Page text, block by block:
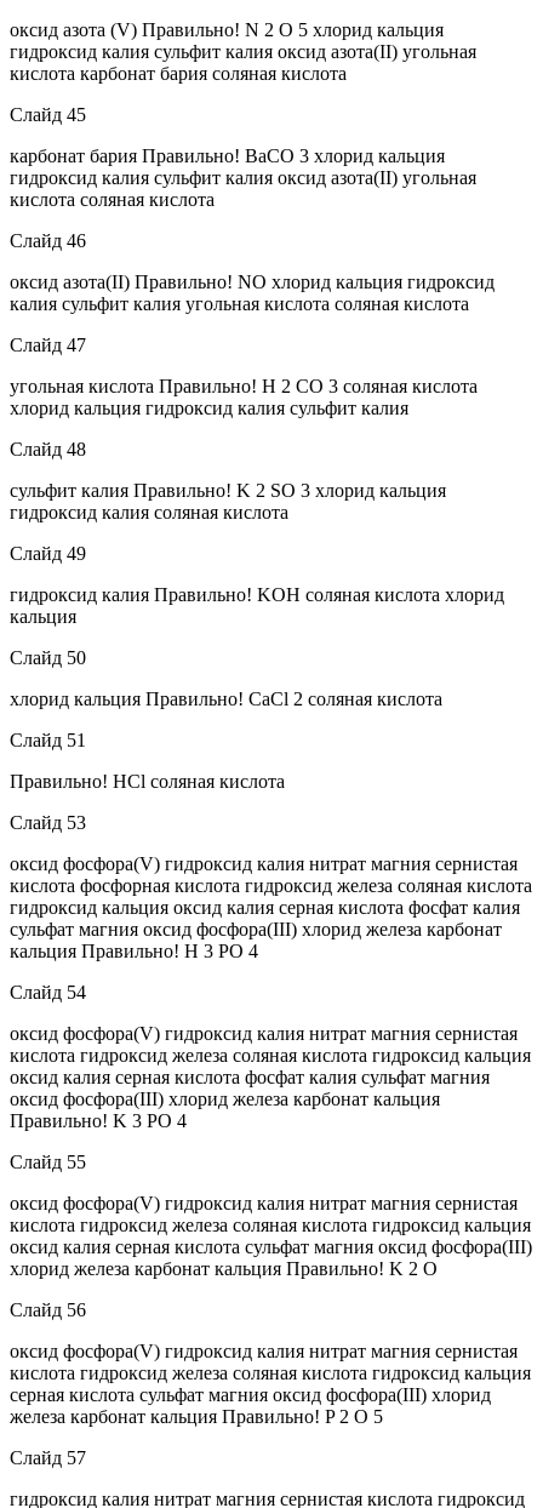
оксид азота (V) Правильно! N 2 O 5 хлорид кальция
гидроксид калия сульфит калия оксид азота(II) угольная
кислота карбонат бария соляная кислота
Слайд 45
карбонат бария Правильно! BaCO 3 хлорид кальция
гидроксид калия сульфит калия оксид азота(II) угольная
кислота соляная кислота
Слайд 46
оксид азота(II) Правильно! NO хлорид кальция гидроксид
калия сульфит калия угольная кислота соляная кислота
Слайд 47
угольная кислота Правильно! H 2 CO 3 соляная кислота
хлорид кальция гидроксид калия сульфит калия
Слайд 48
сульфит калия Правильно! K 2 SO 3 хлорид кальция
гидроксид калия соляная кислота
Слайд 49
гидроксид калия Правильно! KOH соляная кислота хлорид
кальция
Слайд 50
хлорид кальция Правильно! CaCl 2 соляная кислота
Слайд 51
Правильно! HCl соляная кислота
Слайд 53
оксид фосфора(V) гидроксид калия нитрат магния сернистая
кислота фосфорная кислота гидроксид железа соляная кислота
гидроксид кальция оксид калия серная кислота фосфат калия
сульфат магния оксид фосфора(III) хлорид железа карбонат
кальция Правильно! H 3 PO 4
Слайд 54
оксид фосфора(V) гидроксид калия нитрат магния сернистая
кислота гидроксид железа соляная кислота гидроксид кальция
оксид калия серная кислота фосфат калия сульфат магния
оксид фосфора(III) хлорид железа карбонат кальция
Правильно! K 3 PO 4
Слайд 55
оксид фосфора(V) гидроксид калия нитрат магния сернистая
кислота гидроксид железа соляная кислота гидроксид кальция
оксид калия серная кислота сульфат магния оксид фосфора(III)
хлорид железа карбонат кальция Правильно! K 2 O
Слайд 56
оксид фосфора(V) гидроксид калия нитрат магния сернистая
кислота гидроксид железа соляная кислота гидроксид кальция
серная кислота сульфат магния оксид фосфора(III) хлорид
железа карбонат кальция Правильно! P 2 O 5
Слайд 57
гидроксид калия нитрат магния сернистая кислота гидроксид